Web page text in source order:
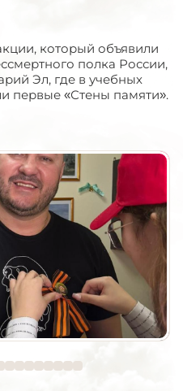
который объявили
полка России,
Эл, где в учебных
первые «Стены памяти».